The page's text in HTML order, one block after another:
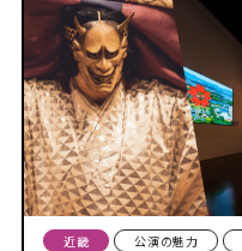
近畿 公演の魅力